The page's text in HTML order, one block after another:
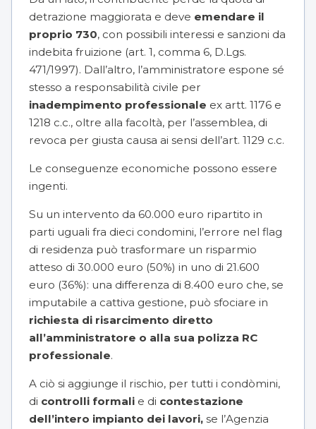
detrazione maggiorata e deve emendare il
proprio 730, con possibili interessi e sanzioni da
indebita fruizione (art. 1, comma 6, D.Lgs.
471/1997). Dall’altro, l’amministratore espone sé
stesso a responsabilità civile per
inadempimento professionale ex artt. 1176 e
1218 c.c., oltre alla facoltà, per l’assemblea, di
revoca per giusta causa ai sensi dell’art. 1129 c.c.
Le conseguenze economiche possono essere
ingenti.
Su un intervento da 60.000 euro ripartito in
parti uguali fra dieci condomini, l’errore nel flag
di residenza può trasformare un risparmio
atteso di 30.000 euro (50%) in uno di 21.600
euro (36%): una differenza di 8.400 euro che, se
imputabile a cattiva gestione, può sfociare in
richiesta di risarcimento diretto
all’amministratore o alla sua polizza RC
professionale.
A ciò si aggiunge il rischio, per tutti i condòmini,
di controlli formali e di contestazione
dell’intero impianto dei lavori, se l’Agenzia